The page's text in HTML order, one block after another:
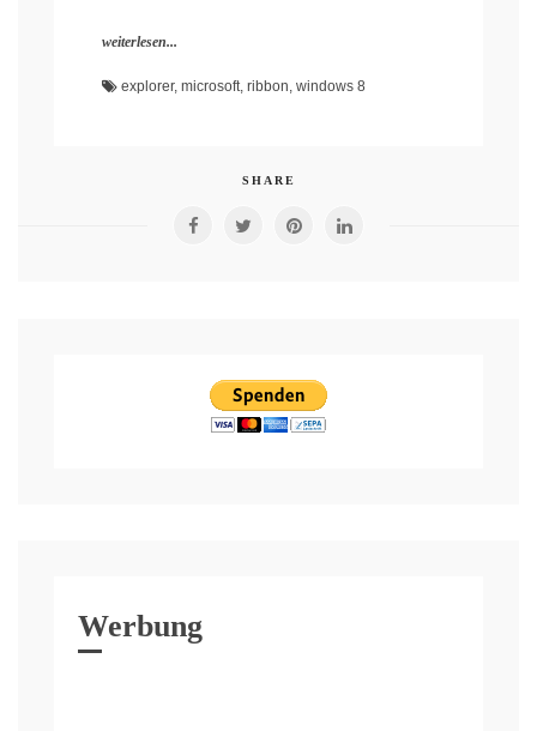
weiterlesen...
explorer, microsoft, ribbon, windows 8
SHARE
Werbung